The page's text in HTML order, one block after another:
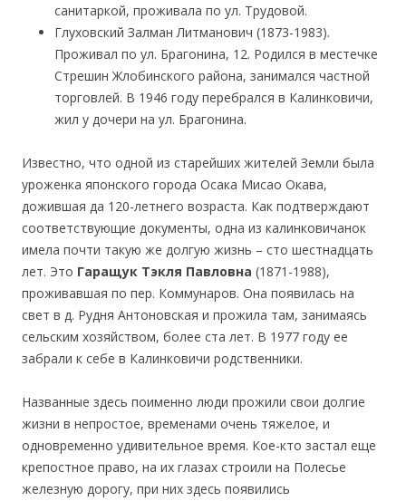
санитаркой, проживала по ул. Трудовой.
Глуховский Залман Литманович (1873-1983).
Проживал по ул. Брагонина, 12. Родился в местечке
Стрешин Жлобинского района, занимался частной
торговлей. В 1946 году перебрался в Калинковичи,
жил у дочери на ул. Брагонина.
Известно, что одной из старейших жителей Земли была
уроженка японского города Осака Мисао Окава,
дожившая да 120-летнего возраста. Как подтверждают
соответствующие документы, одна из калинковичанок
имела почти такую же долгую жизнь – сто шестнадцать
лет. Это Гаращук Тэкля Павловна (1871-1988),
проживавшая по пер. Коммунаров. Она появилась на
свет в д. Рудня Антоновская и прожила там, занимаясь
сельским хозяйством, более ста лет. В 1977 году ее
забрали к себе в Калинковичи родственники.
Названные здесь поименно люди прожили свои долгие
жизни в непростое, временами очень тяжелое, и
одновременно удивительное время. Кое-кто застал еще
крепостное право, на их глазах строили на Полесье
железную дорогу, при них здесь появились